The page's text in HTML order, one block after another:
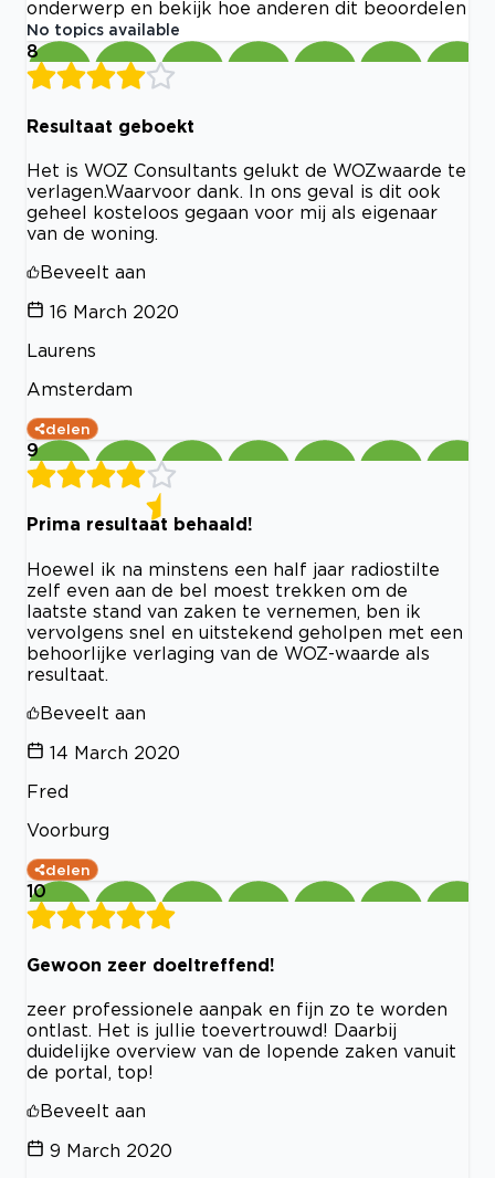
onderwerp en bekijk hoe anderen dit beoordelen
No topics available
8
Resultaat geboekt
Het is WOZ Consultants gelukt de WOZwaarde te
verlagen.Waarvoor dank. In ons geval is dit ook
geheel kosteloos gegaan voor mij als eigenaar
van de woning.
Beveelt aan
16 March 2020
Laurens
Amsterdam
delen
9
Prima resultaat behaald!
Hoewel ik na minstens een half jaar radiostilte
zelf even aan de bel moest trekken om de
laatste stand van zaken te vernemen, ben ik
vervolgens snel en uitstekend geholpen met een
behoorlijke verlaging van de WOZ-waarde als
resultaat.
Beveelt aan
14 March 2020
Fred
Voorburg
delen
10
Gewoon zeer doeltreffend!
zeer professionele aanpak en fijn zo te worden
ontlast. Het is jullie toevertrouwd! Daarbij
duidelijke overview van de lopende zaken vanuit
de portal, top!
Beveelt aan
9 March 2020